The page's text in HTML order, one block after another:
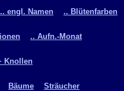
.. engl. Namen .. Blütenfarben
.. Aufn.-Monat
Knollen
Bäume Sträucher